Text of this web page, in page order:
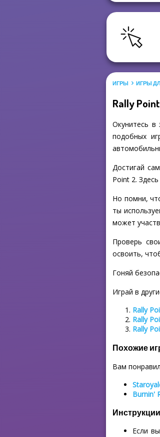
ИГРЫ ИГРЫ
Rally
Окунитесь
подобных
Достигай
Point 2.
Но помни,
ты
может
Проверь
освоить,
Гоняй
Играй в
Rally
Rally
Rally
Похожие
Вам
Burnin'
Если